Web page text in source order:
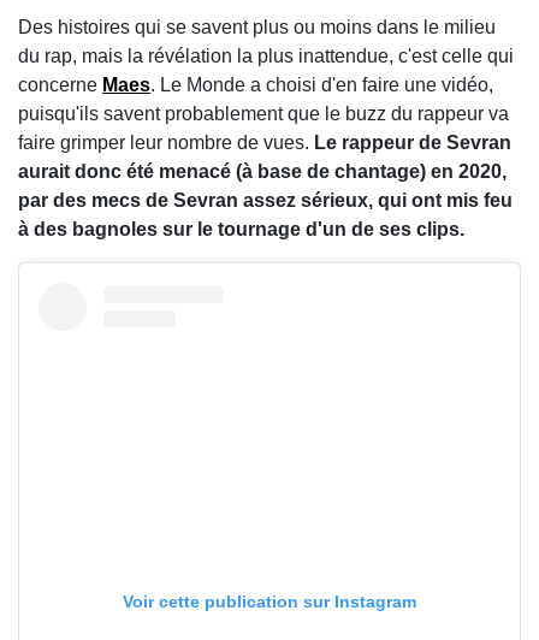
Des histoires qui se savent plus ou moins dans le milieu
du rap, mais la révélation la plus inattendue, c'est celle qui
concerne Maes. Le Monde a choisi d'en faire une vidéo,
puisqu'ils savent probablement que le buzz du rappeur va
faire grimper leur nombre de vues. Le rappeur de Sevran
aurait donc été menacé (à base de chantage) en 2020,
par des mecs de Sevran assez sérieux, qui ont mis feu
à des bagnoles sur le tournage d'un de ses clips.
Voir cette publication sur Instagram